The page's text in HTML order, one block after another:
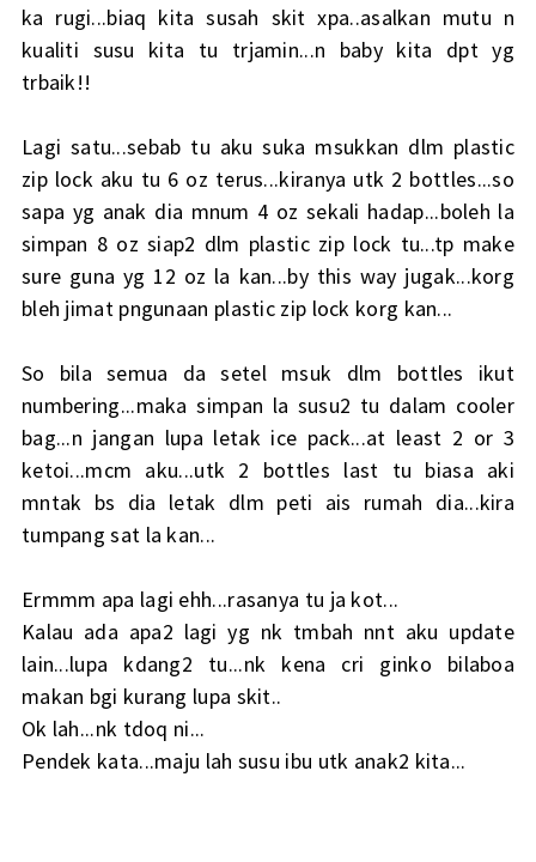
ka rugi...biaq kita susah skit xpa..asalkan mutu n
kualiti susu kita tu trjamin...n baby kita dpt yg
trbaik!!
Lagi satu...sebab tu aku suka msukkan dlm plastic
zip lock aku tu 6 oz terus...kiranya utk 2 bottles...so
sapa yg anak dia mnum 4 oz sekali hadap...boleh la
simpan 8 oz siap2 dlm plastic zip lock tu...tp make
sure guna yg 12 oz la kan...by this way jugak...korg
bleh jimat pngunaan plastic zip lock korg kan...
So bila semua da setel msuk dlm bottles ikut
numbering...maka simpan la susu2 tu dalam cooler
bag...n jangan lupa letak ice pack...at least 2 or 3
ketoi...mcm aku...utk 2 bottles last tu biasa aki
mntak bs dia letak dlm peti ais rumah dia...kira
tumpang sat la kan...
Ermmm apa lagi ehh...rasanya tu ja kot...
Kalau ada apa2 lagi yg nk tmbah nnt aku update
lain...lupa kdang2 tu...nk kena cri ginko bilaboa
makan bgi kurang lupa skit..
Ok lah...nk tdoq ni...
Pendek kata...maju lah susu ibu utk anak2 kita...